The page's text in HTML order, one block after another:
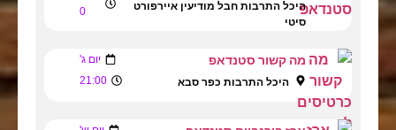
היכל התרבות חבל מודיעין איירפורט
סיטי
0
מה קשור סטנדאפ יום ג'
היכל התרבות כפר סבא 21:00